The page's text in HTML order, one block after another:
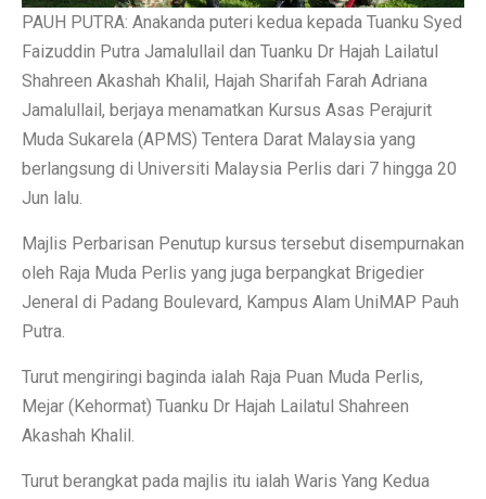
PAUH PUTRA: Anakanda puteri kedua kepada Tuanku Syed
Faizuddin Putra Jamalullail dan Tuanku Dr Hajah Lailatul
Shahreen Akashah Khalil, Hajah Sharifah Farah Adriana
Jamalullail, berjaya menamatkan Kursus Asas Perajurit
Muda Sukarela (APMS) Tentera Darat Malaysia yang
berlangsung di Universiti Malaysia Perlis dari 7 hingga 20
Jun lalu.
Majlis Perbarisan Penutup kursus tersebut disempurnakan
oleh Raja Muda Perlis yang juga berpangkat Brigedier
Jeneral di Padang Boulevard, Kampus Alam UniMAP Pauh
Putra.
Turut mengiringi baginda ialah Raja Puan Muda Perlis,
Mejar (Kehormat) Tuanku Dr Hajah Lailatul Shahreen
Akashah Khalil.
Turut berangkat pada majlis itu ialah Waris Yang Kedua